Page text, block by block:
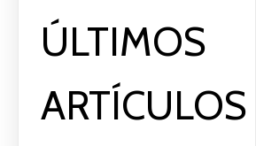
ÚLTIMOS
ARTÍCULOS